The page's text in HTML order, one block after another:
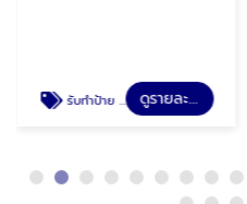
รับทำป้าย TAGS ดูรายละเอียด